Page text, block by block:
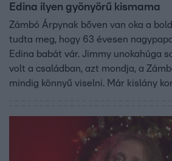
Edina ilyen gyönyörű kismama
Zámbó Árpynak bőven van oka a
tudta meg, hogy 63 évesen
Edina babát vár. Jimmy unokahúga
volt a családban, azt mondja, a
mindig könnyű viselni. Már kislány
akit már mindenki nagyon vár.